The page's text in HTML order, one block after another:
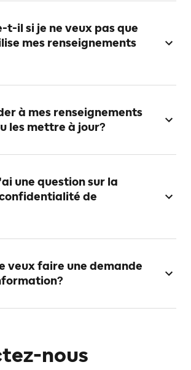
t-il si je ne veux pas que
mes renseignements
à mes renseignements
les mettre à jour?
une question sur la
de
veux faire une demande
nous